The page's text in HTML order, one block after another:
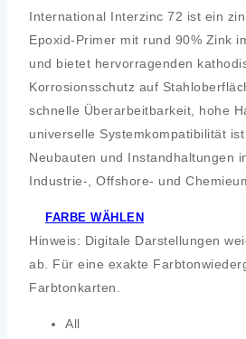
International Interzinc 72 ist ein
Epoxid-Primer mit rund 90% Zink
und bietet hervorragenden
Korrosionsschutz auf
schnelle Überarbeitbarkeit, hohe
universelle Systemkompatibilität
Neubauten und Instandhaltungen
Industrie-, Offshore- und
FARBE WÄHLEN
Hinweis: Digitale Darstellungen
ab. Für eine exakte
Farbtonkarten.
All